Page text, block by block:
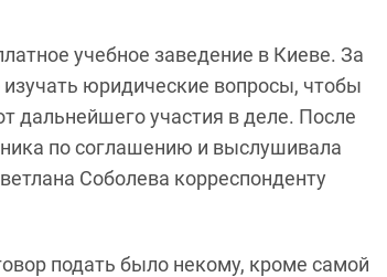
учебное заведение в Киеве. За
юридические вопросы, чтобы
дальнейшего участия в деле. После
по соглашению и выслушивала
Соболева корреспонденту
подать было некому, кроме самой